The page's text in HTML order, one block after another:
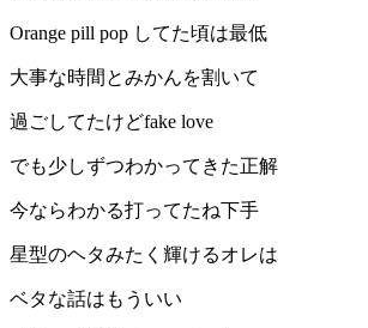
Orange pill pop してた頃は最低
大事な時間とみかんを割いて
過ごしてたけどfake love
でも少しずつわかってきた正解
今ならわかる打ってたね下手
星型のヘタみたく輝けるオレは
ベタな話はもういい